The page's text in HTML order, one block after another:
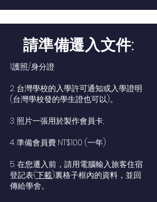
請準備遷入文件:
1.護照/身分證
2. 台灣學校的入學許可通知或入學證明
(台灣學校發的學生證也可以)。
3. 照片一張用於製作會員卡,
4. 準備會員費 NT$100 (一年)
5. 在您遷入前，請用電腦輸入旅客住宿
登記表(下載)裏格子框內的資料，並回
傳給學舍。